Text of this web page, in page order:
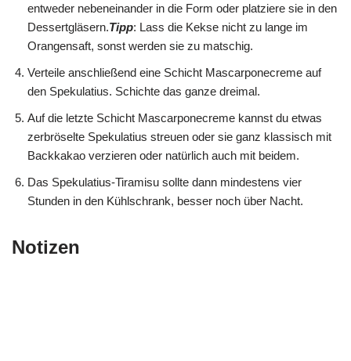
entweder nebeneinander in die Form oder platziere sie in den
Dessertgläsern.Tipp: Lass die Kekse nicht zu lange im
Orangensaft, sonst werden sie zu matschig.
Verteile anschließend eine Schicht Mascarponecreme auf
den Spekulatius. Schichte das ganze dreimal.
Auf die letzte Schicht Mascarponecreme kannst du etwas
zerbröselte Spekulatius streuen oder sie ganz klassisch mit
Backkakao verzieren oder natürlich auch mit beidem.
Das Spekulatius-Tiramisu sollte dann mindestens vier
Stunden in den Kühlschrank, besser noch über Nacht.
Notizen